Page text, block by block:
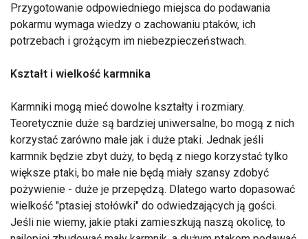
Przygotowanie odpowiedniego miejsca do podawania
pokarmu wymaga wiedzy o zachowaniu ptaków, ich
potrzebach i grożącym im niebezpieczeństwach.
Kształt i wielkość karmnika
Karmniki mogą mieć dowolne kształty i rozmiary.
Teoretycznie duże są bardziej uniwersalne, bo mogą z nich
korzystać zarówno małe jak i duże ptaki. Jednak jeśli
karmnik będzie zbyt duży, to będą z niego korzystać tylko
większe ptaki, bo małe nie będą miały szansy zdobyć
pożywienie - duże je przepędzą. Dlatego warto dopasować
wielkość "ptasiej stołówki" do odwiedzających ją gości.
Jeśli nie wiemy, jakie ptaki zamieszkują naszą okolicę, to